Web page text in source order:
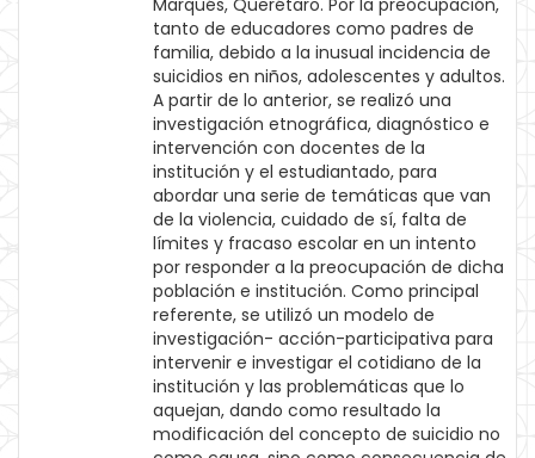
Marqués, Querétaro. Por la preocupación,
tanto de educadores como padres de
familia, debido a la inusual incidencia de
suicidios en niños, adolescentes y adultos.
A partir de lo anterior, se realizó una
investigación etnográfica, diagnóstico e
intervención con docentes de la
institución y el estudiantado, para
abordar una serie de temáticas que van
de la violencia, cuidado de sí, falta de
límites y fracaso escolar en un intento
por responder a la preocupación de dicha
población e institución. Como principal
referente, se utilizó un modelo de
investigación- acción-participativa para
intervenir e investigar el cotidiano de la
institución y las problemáticas que lo
aquejan, dando como resultado la
modificación del concepto de suicidio no